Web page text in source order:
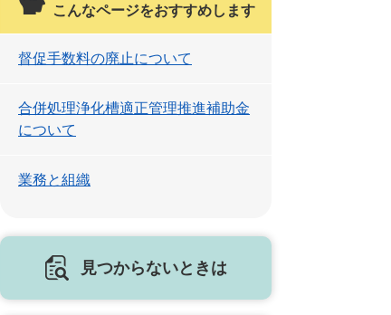
こんなページをおすすめします
督促手数料の廃止について
合併処理浄化槽適正管理推進補助金
について
業務と組織
見つからないときは